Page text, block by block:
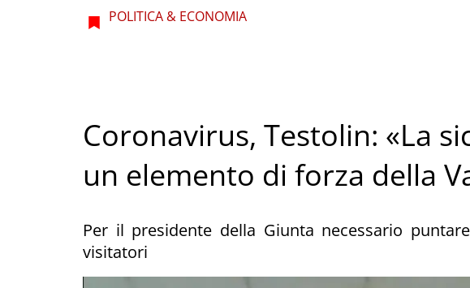
POLITICA & ECONOMIA
Coronavirus, Testolin: «La
un elemento di forza della
Per il presidente della Giunta necessario
visitatori